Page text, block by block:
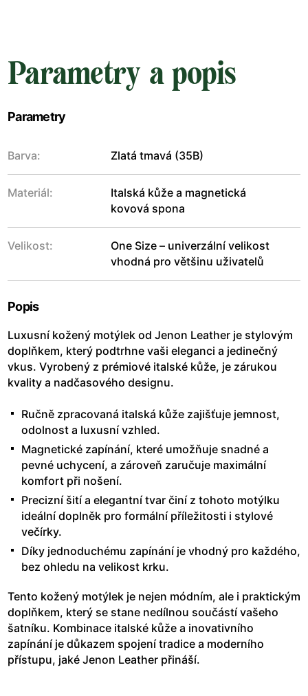
Parametry a popis
Parametry
Barva: Zlatá tmavá (35B)
Materiál:
Italská kůže a magnetická
kovová spona
Velikost:
One Size – univerzální velikost
vhodná pro většinu uživatelů
Popis
Luxusní kožený motýlek od Jenon Leather je stylovým
doplňkem, který podtrhne vaši eleganci a jedinečný
vkus. Vyrobený z prémiové italské kůže, je zárukou
kvality a nadčasového designu.
Ručně zpracovaná italská kůže zajišťuje jemnost,
odolnost a luxusní vzhled.
Magnetické zapínání, které umožňuje snadné a
pevné uchycení, a zároveň zaručuje maximální
komfort při nošení.
Precizní šití a elegantní tvar činí z tohoto motýlku
ideální doplněk pro formální příležitosti i stylové
večírky.
Díky jednoduchému zapínání je vhodný pro každého,
bez ohledu na velikost krku.
Tento kožený motýlek je nejen módním, ale i praktickým
doplňkem, který se stane nedílnou součástí vašeho
šatníku. Kombinace italské kůže a inovativního
zapínání je důkazem spojení tradice a moderního
přístupu, jaké Jenon Leather přináší.